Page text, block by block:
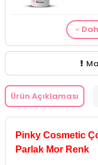
Ürün Açıklaması
Pinky Cosmetic
Parlak Mor Renk